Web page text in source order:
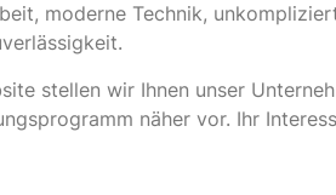
moderne Technik,
stellen wir Ihnen unser
näher vor. Ihr